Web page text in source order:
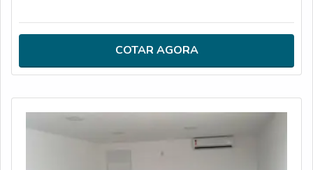
interruptores, e tomadas Banheiros 1*40HC até 14
módulos | (L)12032*(W)2352*(H)2698 Escala 9
COTAR AGORA